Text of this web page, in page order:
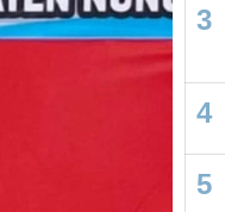
3
4
5